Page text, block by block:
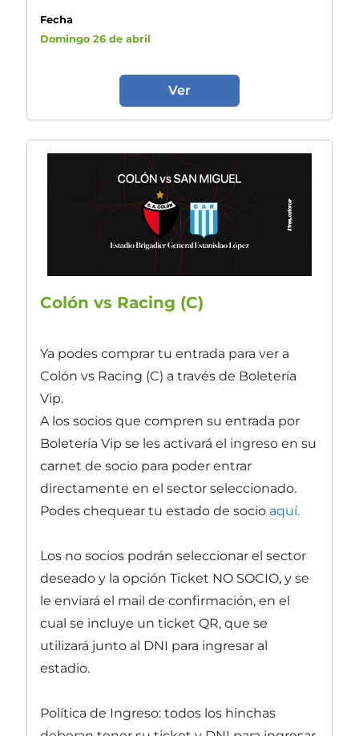
Fecha
Domingo 26 de abril
Ver
Colón vs Racing (C)
Ya podes comprar tu entrada para ver a
Colón vs Racing (C) a través de Boletería
Vip.
A los socios que compren su entrada por
Boletería Vip se les activará el ingreso en su
carnet de socio para poder entrar
directamente en el sector seleccionado.
Podes chequear tu estado de socio aquí.
Los no socios podrán seleccionar el sector
deseado y la opción Ticket NO SOCIO, y se
le enviará el mail de confirmación, en el
cual se incluye un ticket QR, que se
utilizará junto al DNI para ingresar al
estadio.
Política de Ingreso: todos los hinchas